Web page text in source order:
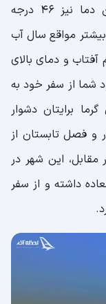
به قشم
46 درجه
مواقع سال آب
و دمای بالای
شما از سفر خود به
برایتان دشوار
و فصل تابستان از
این شهر در
داشته و از سفر